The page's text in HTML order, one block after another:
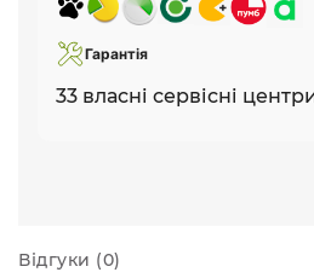
Гарантія
33 власні сервісні
Відгуки (0)